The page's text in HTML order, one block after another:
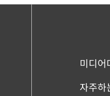
미디어
자주하